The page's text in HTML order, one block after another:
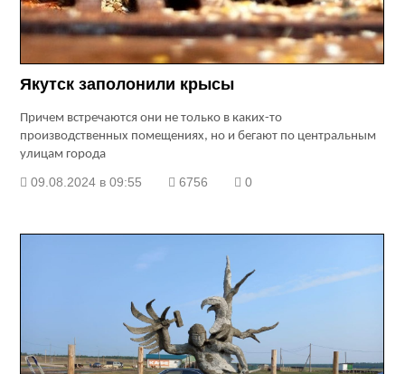
Якутск заполонили крысы
Причем встречаются они не только в каких-то
производственных помещениях, но и бегают по центральным
улицам города
09.08.2024 в 09:55 6756 0